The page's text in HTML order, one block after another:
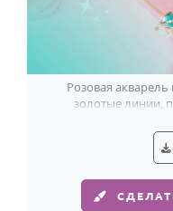
Розовая
золотые линии,